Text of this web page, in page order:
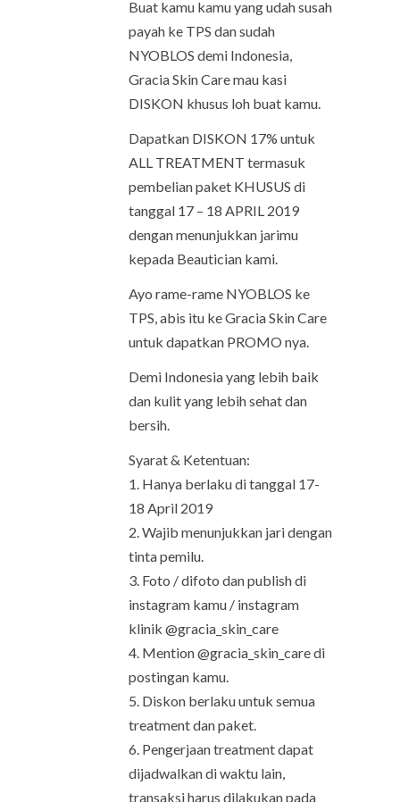
Buat kamu kamu yang udah susah
payah ke TPS dan sudah
NYOBLOS demi Indonesia,
Gracia Skin Care mau kasi
DISKON khusus loh buat kamu.
Dapatkan DISKON 17% untuk
ALL TREATMENT termasuk
pembelian paket KHUSUS di
tanggal 17 – 18 APRIL 2019
dengan menunjukkan jarimu
kepada Beautician kami.
Ayo rame-rame NYOBLOS ke
TPS, abis itu ke Gracia Skin Care
untuk dapatkan PROMO nya.
Demi Indonesia yang lebih baik
dan kulit yang lebih sehat dan
bersih.
Syarat & Ketentuan:
1. Hanya berlaku di tanggal 17-
18 April 2019
2. Wajib menunjukkan jari dengan
tinta pemilu.
3. Foto / difoto dan publish di
instagram kamu / instagram
klinik @gracia_skin_care
4. Mention @gracia_skin_care di
postingan kamu.
5. Diskon berlaku untuk semua
treatment dan paket.
6. Pengerjaan treatment dapat
dijadwalkan di waktu lain,
transaksi harus dilakukan pada